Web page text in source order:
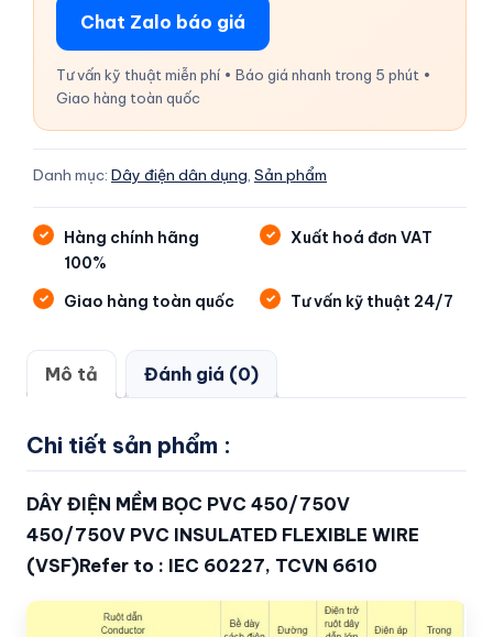
Chat Zalo báo giá
Tư vấn kỹ thuật miễn phí • Báo giá nhanh trong 5 phút •
Giao hàng toàn quốc
Danh mục: Dây điện dân dụng, Sản phẩm
Hàng chính hãng
100%
Xuất hoá đơn VAT
Giao hàng toàn quốc Tư vấn kỹ thuật 24/7
Mô tả Đánh giá (0)
Chi tiết sản phẩm :
DÂY ĐIỆN MỀM BỌC PVC 450/750V
450/750V PVC INSULATED FLEXIBLE WIRE
(VSF)Refer to : IEC 60227, TCVN 6610